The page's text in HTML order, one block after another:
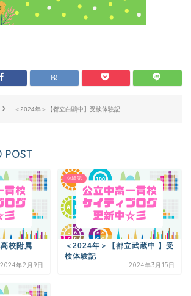
＜2024年＞【都立白鷗中】受検体験記
POST
校附属
2024年2月9日
体験記
＜2024年＞【都立武蔵中 】受
検体験記
2024年3月15日